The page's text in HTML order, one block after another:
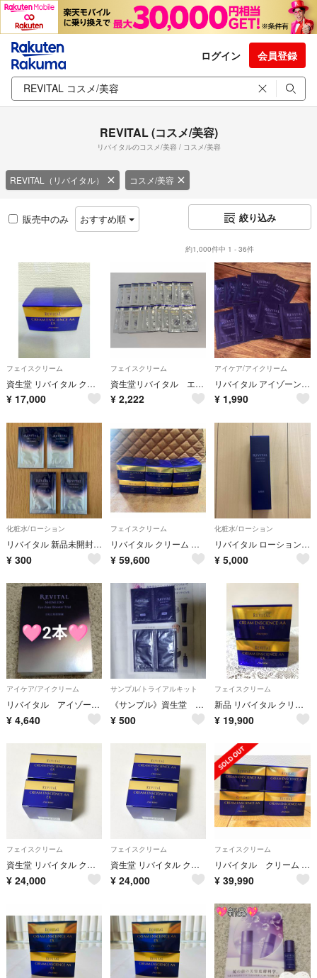
ログイン 会員登録
REVITAL (コスメ/美容)
リバイタルのコスメ/美容 / コスメ/美容
REVITAL（リバイタル） コスメ/美容
販売中のみ おすすめ順 絞り込み
約1,000件中 1 - 36件
フェイスクリーム
資生堂 リバイタル クリーム エンサイエンスAA EX(40g)
¥ 17,000
フェイスクリーム
資生堂リバイタル エクストラリッチクリーム サンプル20包
¥ 2,222
アイケア/アイクリーム
リバイタル アイゾーンブースターサンプル(0.2ml)×10枚
¥ 1,990
化粧水/ローション
リバイタル 新品未開封 サンプルセット スキンハイドレーター 化粧水 化粧液
¥ 300
フェイスクリーム
リバイタル クリーム エンサイエンスAA EX 6個
¥ 59,600
化粧水/ローション
リバイタル ローションセラム 水美容液 保湿 乾燥小ジワ(180ml)
¥ 5,000
アイケア/アイクリーム
リバイタル アイゾーンブースター 2.8ml×2本
¥ 4,640
サンプル/トライアルキット
《サンプル》資生堂 リバイタル REVITAL 洗顔料 化粧水
¥ 500
フェイスクリーム
新品 リバイタル クリーム エンサイエンスAA EX ２個
¥ 19,900
フェイスクリーム
資生堂 リバイタル クリーム エンサイエンスAA EX(40g)
¥ 24,000
フェイスクリーム
資生堂 リバイタル クリーム エンサイエンスAA EX(40g)
¥ 24,000
フェイスクリーム
リバイタル クリーム エンサイエンスAA EX
¥ 39,990